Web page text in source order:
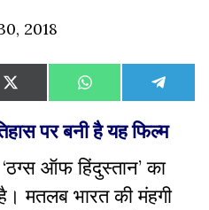
2018
Share
on
X
(Twitter)
Share
on
WhatsAppShare
on
पर बनी है यह फिल्म
ऑफ हिंदुस्तान’ का
मतलब भारत की मंहगी